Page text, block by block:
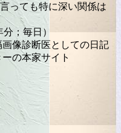
っても特に深い関係は
；毎日）
画像診断医としての日記
の本家サイト